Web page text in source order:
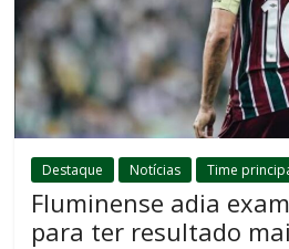
Destaque Notícias Time
Fluminense adia
para ter resultado